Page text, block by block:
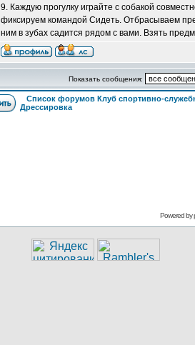
9. Каждую прогулку играйте с собакой
фиксируем командой Сидеть. Отбрасываем
ним в зубах садится рядом с вами. Взять
Показать сообщения:
Список форумов Клуб спортивно-
Дрессировка
Powered by